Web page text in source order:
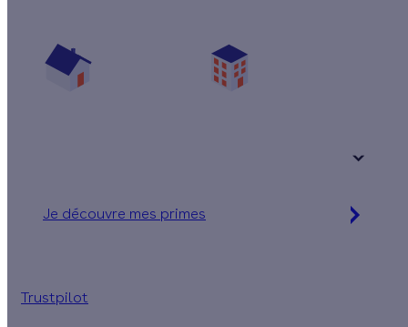
Je découvre mes primes
Trustpilot